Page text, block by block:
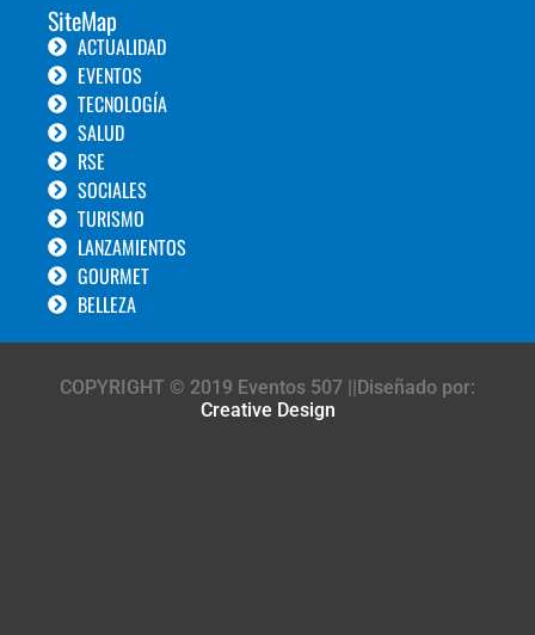
SiteMap
ACTUALIDAD
EVENTOS
TECNOLOGÍA
SALUD
RSE
SOCIALES
TURISMO
LANZAMIENTOS
GOURMET
BELLEZA
COPYRIGHT © 2019 Eventos 507 ||Diseñado por:
Creative Design